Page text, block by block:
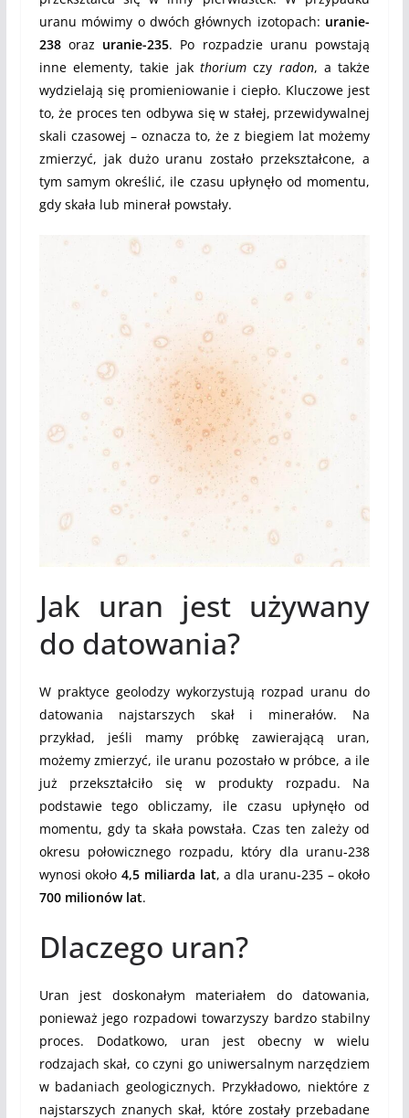
uranu mówimy o dwóch głównych izotopach: uranie-
238oraz uranie-235. Po rozpadzie uranu powstają
inne elementy, takie jak thorium czy radon, a także
wydzielają się promieniowanie i ciepło. Kluczowe jest
to, że proces ten odbywa się w stałej, przewidywalnej
skali czasowej – oznacza to, że z biegiem lat możemy
zmierzyć, jak dużo uranu zostało przekształcone, a
tym samym określić, ile czasu upłynęło od momentu,
gdy skała lub minerał powstały.
Jak uran jest używany
do datowania?
W praktyce geolodzy wykorzystują rozpad uranu do
datowania najstarszych skał i minerałów. Na
przykład, jeśli mamy próbkę zawierającą uran,
możemy zmierzyć, ile uranu pozostało w próbce, a ile
już przekształciło się w produkty rozpadu. Na
podstawie tego obliczamy, ile czasu upłynęło od
momentu, gdy ta skała powstała. Czas ten zależy od
okresu połowicznego rozpadu, który dla uranu-238
wynosi około4,5 miliarda lat, a dla uranu-235 – około
700 milionów lat.
Dlaczego uran?
Uran jest doskonałym materiałem do datowania,
ponieważ jego rozpadowi towarzyszy bardzo stabilny
proces. Dodatkowo, uran jest obecny w wielu
rodzajach skał, co czyni go uniwersalnym narzędziem
w badaniach geologicznych. Przykładowo, niektóre z
najstarszych znanych skał, które zostały przebadane